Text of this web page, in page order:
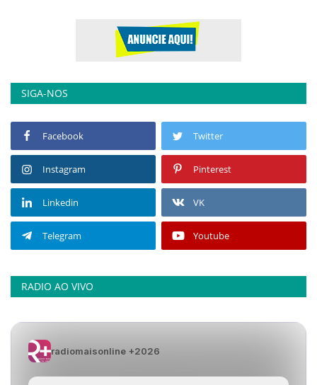
SIGA-NOS
Facebook Twitter
Instagram Pinterest
Linkedin VK
Telegram Youtube
RADIO AO VIVO
radiomaisonline +2026